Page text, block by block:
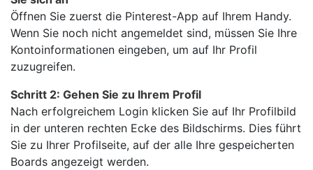
Öffnen Sie zuerst die Pinterest-App auf Ihrem Handy.
Wenn Sie noch nicht angemeldet sind, müssen Sie Ihre
Kontoinformationen eingeben, um auf Ihr Profil
zuzugreifen.
Schritt 2: Gehen Sie zu Ihrem Profil
Nach erfolgreichem Login klicken Sie auf Ihr Profilbild
in der unteren rechten Ecke des Bildschirms. Dies führt
Sie zu Ihrer Profilseite, auf der alle Ihre gespeicherten
Boards angezeigt werden.